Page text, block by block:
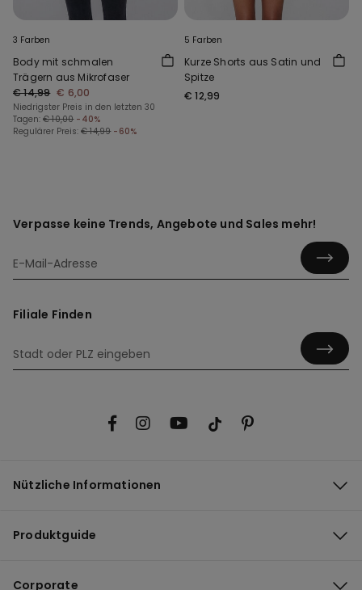
3 Farben
Body mit schmalen
Trägern aus Mikrofaser
€ 14,99 € 6,00
Niedrigster Preis in den letzten 30
Tagen: € 10,00 -40%
Regulärer Preis: € 14,99 -60%
5 Farben
Kurze Shorts aus Satin und
Spitze
€ 12,99
Verpasse keine Trends, Angebote und Sales mehr!
Filiale Finden
Nützliche Informationen
Produktguide
Corporate